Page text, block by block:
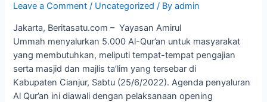
Leave a Comment / Uncategorized / Byadmin
Jakarta, Beritasatu.com – Yayasan Amirul
Ummah menyalurkan 5.000 Al-Qur’an untuk masyarakat
yang membutuhkan, meliputi tempat-tempat pengajian
serta masjid dan majlis ta’lim yang tersebar di
Kabupaten Cianjur, Sabtu (25/6/2022). Agenda penyaluran
Al Qur’an ini diawali dengan pelaksanaan opening
Cianjur